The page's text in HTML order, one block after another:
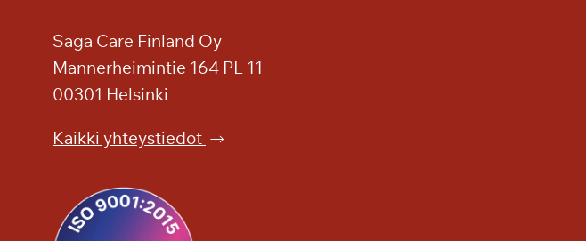
Saga Care Finland Oy
Mannerheimintie 164 PL 11
00301 Helsinki
Kaikki yhteystiedot